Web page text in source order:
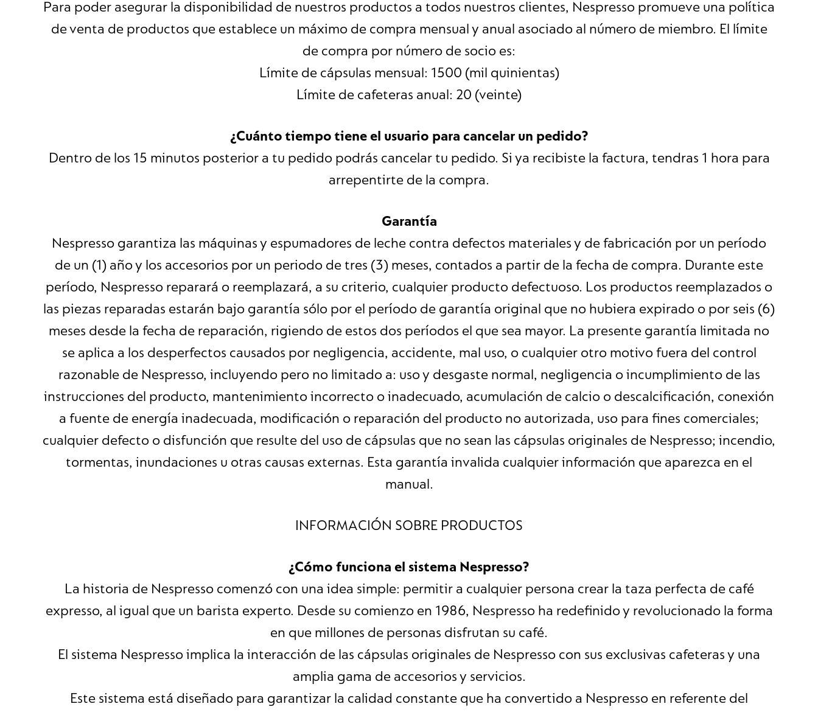
Para poder asegurar la disponibilidad de nuestros productos a todos nuestros clientes, Nespresso promueve una política
de venta de productos que establece un máximo de compra mensual y anual asociado al número de miembro. El límite
de compra por número de socio es:
Límite de cápsulas mensual: 1500 (mil quinientas)
Límite de cafeteras anual: 20 (veinte)
¿Cuánto tiempo tiene el usuario para cancelar un pedido?
Dentro de los 15 minutos posterior a tu pedido podrás cancelar tu pedido. Si ya recibiste la factura, tendras 1 hora para
arrepentirte de la compra.
Garantía
Nespresso garantiza las máquinas y espumadores de leche contra defectos materiales y de fabricación por un período
de un (1) año y los accesorios por un periodo de tres (3) meses, contados a partir de la fecha de compra. Durante este
período, Nespresso reparará o reemplazará, a su criterio, cualquier producto defectuoso. Los productos reemplazados o
las piezas reparadas estarán bajo garantía sólo por el período de garantía original que no hubiera expirado o por seis (6)
meses desde la fecha de reparación, rigiendo de estos dos períodos el que sea mayor. La presente garantía limitada no
se aplica a los desperfectos causados por negligencia, accidente, mal uso, o cualquier otro motivo fuera del control
razonable de Nespresso, incluyendo pero no limitado a: uso y desgaste normal, negligencia o incumplimiento de las
instrucciones del producto, mantenimiento incorrecto o inadecuado, acumulación de calcio o descalcificación, conexión
a fuente de energía inadecuada, modificación o reparación del producto no autorizada, uso para fines comerciales;
cualquier defecto o disfunción que resulte del uso de cápsulas que no sean las cápsulas originales de Nespresso; incendio,
tormentas, inundaciones u otras causas externas. Esta garantía invalida cualquier información que aparezca en el
manual.
INFORMACIÓN SOBRE PRODUCTOS
¿Cómo funciona el sistema Nespresso?
La historia de Nespresso comenzó con una idea simple: permitir a cualquier persona crear la taza perfecta de café
expresso, al igual que un barista experto. Desde su comienzo en 1986, Nespresso ha redefinido y revolucionado la forma
en que millones de personas disfrutan su café.
El sistema Nespresso implica la interacción de las cápsulas originales de Nespresso con sus exclusivas cafeteras y una
amplia gama de accesorios y servicios.
Este sistema está diseñado para garantizar la calidad constante que ha convertido a Nespresso en referente del